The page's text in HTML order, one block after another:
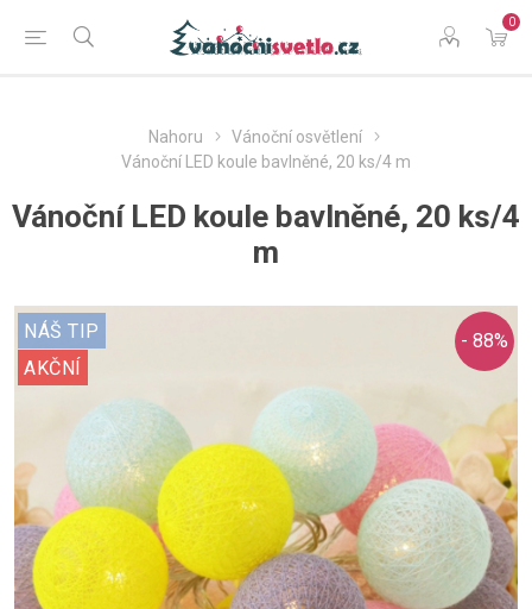
0
Nahoru
Vánoční osvětlení
Vánoční LED koule bavlněné, 20 ks/4 m
Vánoční LED koule bavlněné, 20 ks/4
m
- 88%
NÁŠ TIP
AKČNÍ